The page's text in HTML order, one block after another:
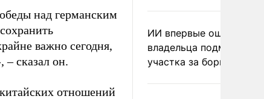
над германским
важно сегодня,
– сказал он.
отношений
ИИ впервые
владельца
участка за борщевик